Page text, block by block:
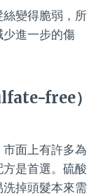
變得脆弱，所
進一步的傷
free）
面上有許多為
是首選。硫酸
掉頭髮本來需